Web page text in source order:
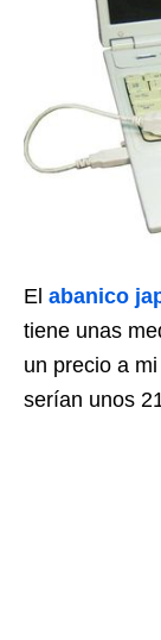
El abanico
tiene unas
un precio a
serían unos